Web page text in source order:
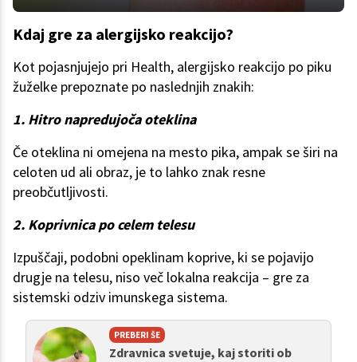
Kdaj gre za alergijsko reakcijo?
Kot pojasnjujejo pri Health, alergijsko reakcijo po piku
žuželke prepoznate po naslednjih znakih:
1. Hitro napredujoča oteklina
Če oteklina ni omejena na mesto pika, ampak se širi na
celoten ud ali obraz, je to lahko znak resne
preobčutljivosti.
2. Koprivnica po celem telesu
Izpuščaji, podobni opeklinam koprive, ki se pojavijo
drugje na telesu, niso več lokalna reakcija – gre za
sistemski odziv imunskega sistema.
PREBERI ŠE
Zdravnica svetuje, kaj storiti ob